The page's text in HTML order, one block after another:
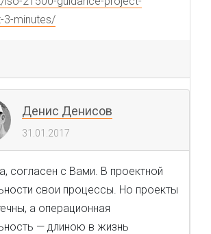
3-minutes/
Денис Денисов
31.01.2017
согласен с Вами. В проектной
свои процессы. Но проекты
а операционная
— длиною в жизнь